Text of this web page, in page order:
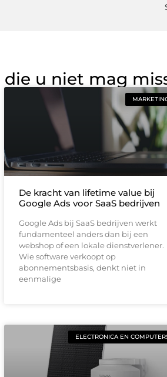
die u niet mag
De kracht van lifetime value bij
Google Ads voor SaaS bedrijven
Google Ads bij SaaS bedrijven werkt
fundamenteel anders dan bij een
webshop of een lokale dienstverlener.
Wie software verkoopt op
abonnementsbasis, denkt niet in
eenmalige
ELECTRONICA EN